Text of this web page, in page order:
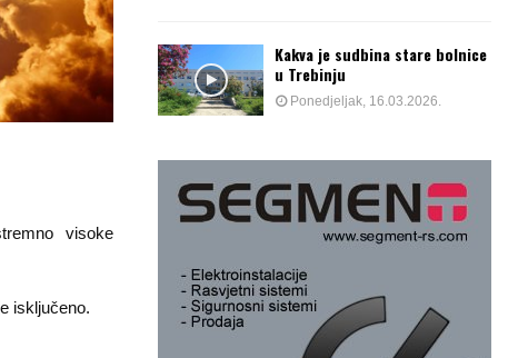
visoke
isključeno.
Kakva je sudbina stare bolnice
u Trebinju
Ponedjeljak, 16.03.2026.